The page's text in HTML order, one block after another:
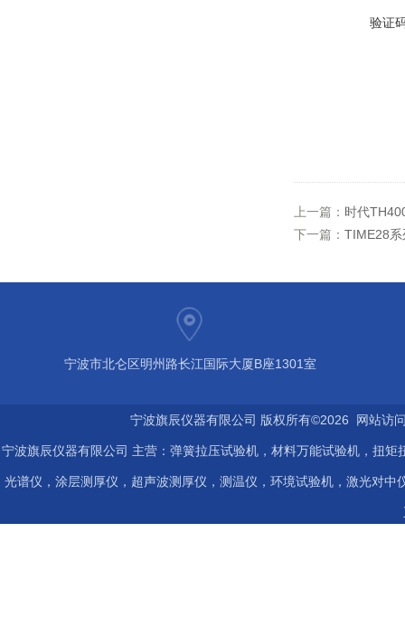
验证
上一篇： 时代
下一篇： TIME28
宁波市北仑区明州路长江国际大厦B座1301室
宁波旗辰仪器有限公司 版权所有©2026 网站
宁波旗辰仪器有限公司 主营：弹簧拉压试验机，材料万能试验机，扭
光谱仪，涂层测厚仪，超声波测厚仪，测温仪，环境试验机，激光对